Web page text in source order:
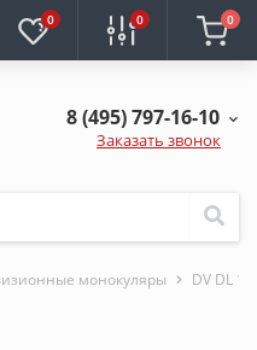
0 0 0
8 (495) 797-16-10
Заказать звонок
монокуляры DV DL 13